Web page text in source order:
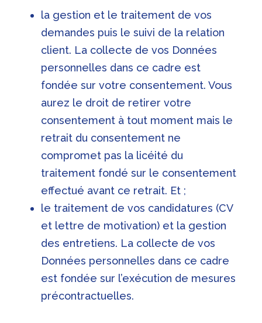
la gestion et le traitement de vos
demandes puis le suivi de la relation
client. La collecte de vos Données
personnelles dans ce cadre est
fondée sur votre consentement. Vous
aurez le droit de retirer votre
consentement à tout moment mais le
retrait du consentement ne
compromet pas la licéité du
traitement fondé sur le consentement
effectué avant ce retrait. Et ;
le traitement de vos candidatures (CV
et lettre de motivation) et la gestion
des entretiens. La collecte de vos
Données personnelles dans ce cadre
est fondée sur l’exécution de mesures
précontractuelles.